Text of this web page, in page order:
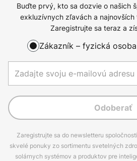
Buďte prvý, kto sa dozvie o našich
exkluzívnych zľavách a
Zaregistrujte sa teraz a
Zákazník – fyzická osoba
Odoberať
Zaregistrujte sa do newsletteru
skvelé ponuky zo sortimentu svetelných
solárnych systémov a produktov pre